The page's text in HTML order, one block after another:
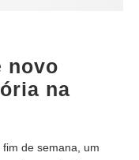
novo
na
de semana, um